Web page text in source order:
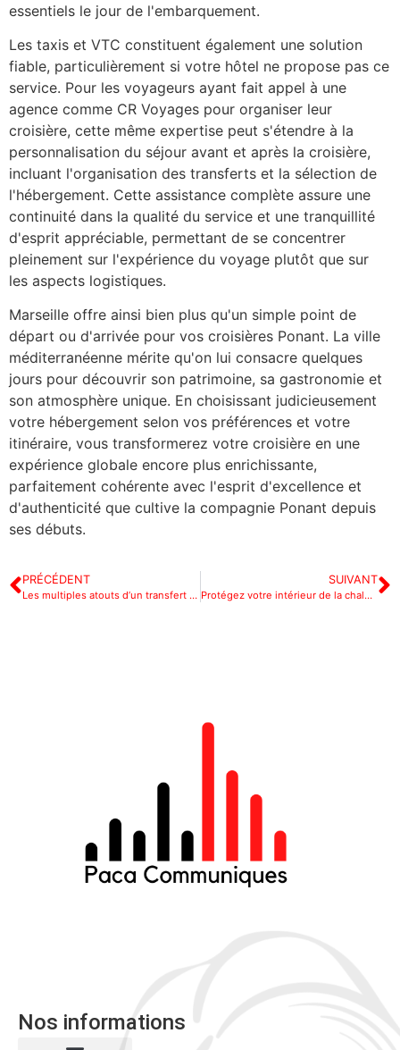
essentiels le jour de l'embarquement.
Les taxis et VTC constituent également une solution
fiable, particulièrement si votre hôtel ne propose pas ce
service. Pour les voyageurs ayant fait appel à une
agence comme CR Voyages pour organiser leur
croisière, cette même expertise peut s'étendre à la
personnalisation du séjour avant et après la croisière,
incluant l'organisation des transferts et la sélection de
l'hébergement. Cette assistance complète assure une
continuité dans la qualité du service et une tranquillité
d'esprit appréciable, permettant de se concentrer
pleinement sur l'expérience du voyage plutôt que sur
les aspects logistiques.
Marseille offre ainsi bien plus qu'un simple point de
départ ou d'arrivée pour vos croisières Ponant. La ville
méditerranéenne mérite qu'on lui consacre quelques
jours pour découvrir son patrimoine, sa gastronomie et
son atmosphère unique. En choisissant judicieusement
votre hébergement selon vos préférences et votre
itinéraire, vous transformerez votre croisière en une
expérience globale encore plus enrichissante,
parfaitement cohérente avec l'esprit d'excellence et
d'authenticité que cultive la compagnie Ponant depuis
ses débuts.
PRÉCÉDENT
Les multiples atouts d’un transfert VTC Cannes
SUIVANT
Protégez votre intérieur de la chaleur estivale avec les solutions solaires écoresponsables d’HelioAzur à Cagnes-sur-Mer : notre guide complet
Nos informations